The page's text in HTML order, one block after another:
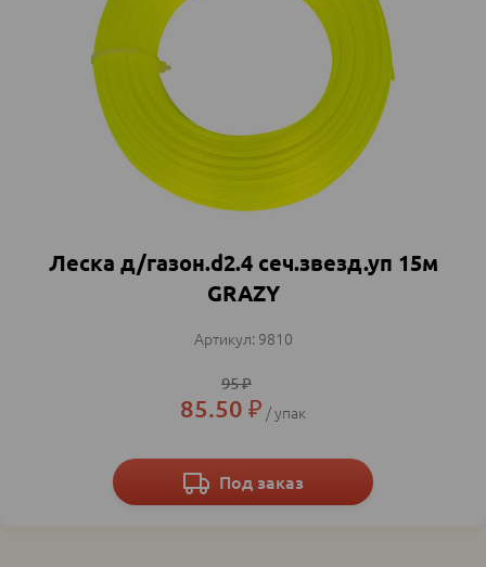
Леска д/газон.d2.4 cеч.звезд.уп 15м
GRAZY
9810
95₽
85.50 ₽ упак
Под заказ